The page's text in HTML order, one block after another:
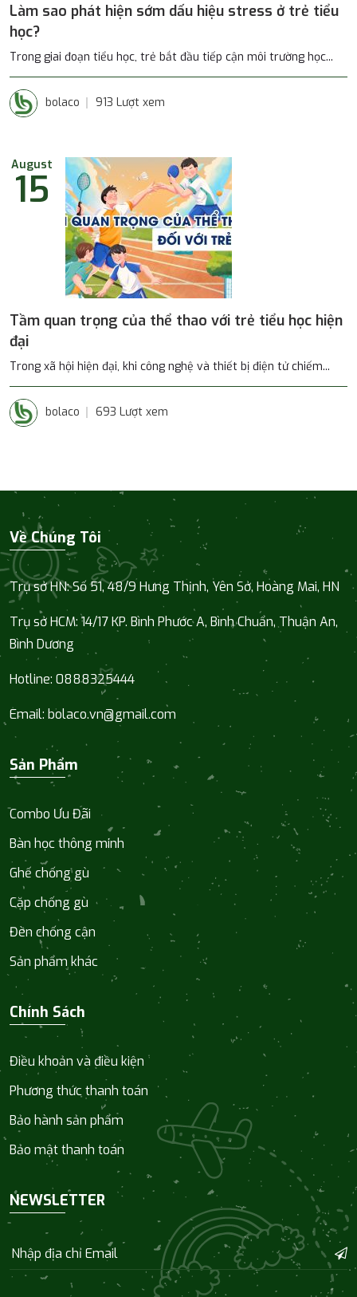
Làm sao phát hiện sớm dấu hiệu stress ở trẻ tiểu
học?
Trong giai đoạn tiểu học, trẻ bắt đầu tiếp cận môi trường học...
bolaco 913 Lượt xem
August
15
Tầm quan trọng của thể thao với trẻ tiểu học hiện
đại
Trong xã hội hiện đại, khi công nghệ và thiết bị điện tử chiếm...
bolaco 693 Lượt xem
Về Chúng Tôi
Trụ sở HN: Số 51, 48/9 Hưng Thịnh, Yên Sở, Hoàng Mai, HN
Trụ sở HCM: 14/17 KP. Bình Phước A, Bình Chuẩn, Thuận An,
Bình Dương
Hotline: 0888325444
Email: bolaco.vn@gmail.com
Sản Phẩm
Combo Ưu Đãi
Bàn học thông minh
Ghế chống gù
Cặp chống gù
Đèn chống cận
Sản phẩm khác
Chính Sách
Điều khoản và điều kiện
Phương thức thanh toán
Bảo hành sản phẩm
Bảo mật thanh toán
NEWSLETTER